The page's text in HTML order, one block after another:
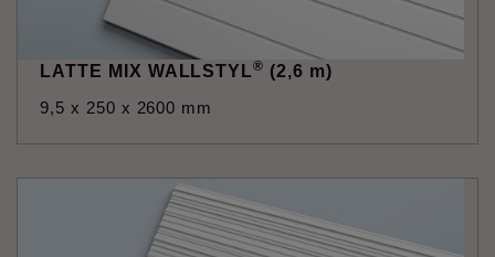
LATTE MIX WALLSTYL® (2,6 m)
9,5 x 250 x 2600 mm